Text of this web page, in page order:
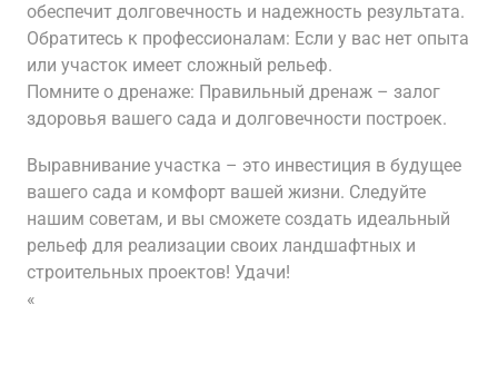
обеспечит долговечность и надежность результата.
Обратитесь к профессионалам: Если у вас нет опыта
или участок имеет сложный рельеф.
Помните о дренаже: Правильный дренаж – залог
здоровья вашего сада и долговечности построек.
Выравнивание участка – это инвестиция в будущее
вашего сада и комфорт вашей жизни. Следуйте
нашим советам, и вы сможете создать идеальный
рельеф для реализации своих ландшафтных и
строительных проектов! Удачи!
«